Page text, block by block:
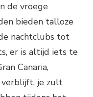
de vroege
bieden talloze
nachtclubs tot
er is altijd iets te
Canaria,
verblijft, je zult